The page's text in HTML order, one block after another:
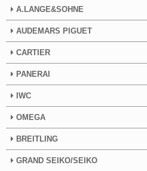
A.LANGE&SOHNE
AUDEMARS PIGUET
CARTIER
PANERAI
IWC
OMEGA
BREITLING
GRAND SEIKO/SEIKO